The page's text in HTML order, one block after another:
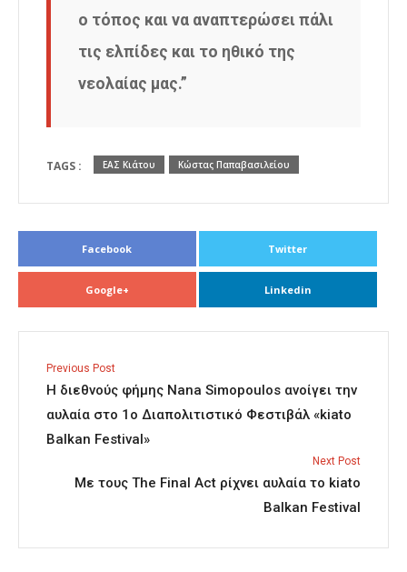
ο τόπος και να αναπτερώσει πάλι
τις ελπίδες και το ηθικό της
νεολαίας μας.”
TAGS : ΕΑΣ Κιάτου Κώστας Παπαβασιλείου
Facebook Twitter
Google+ Linkedin
Previous Post
Η διεθνούς φήμης Νana Simopoulos ανοίγει την
αυλαία στο 1o Διαπολιτιστικό Φεστιβάλ «kiato
Balkan Festival»
Next Post
Με τους The Final Act ρίχνει αυλαία το kiato
Balkan Festival